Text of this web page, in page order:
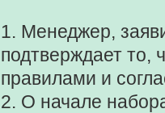
1. Менеджер,
подтверждает то,
правилами и
2. О начале